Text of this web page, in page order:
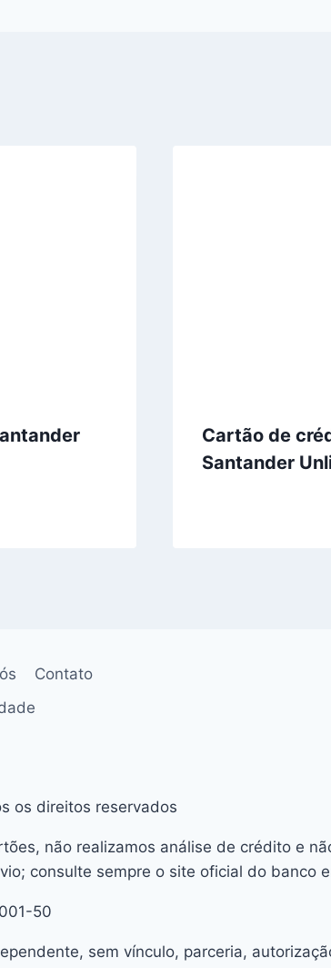
Cartão de
Santander
Contato
os direitos reservados
não realizamos análise de crédito e
consulte sempre o site oficial do banco
50
sem vínculo, parceria,